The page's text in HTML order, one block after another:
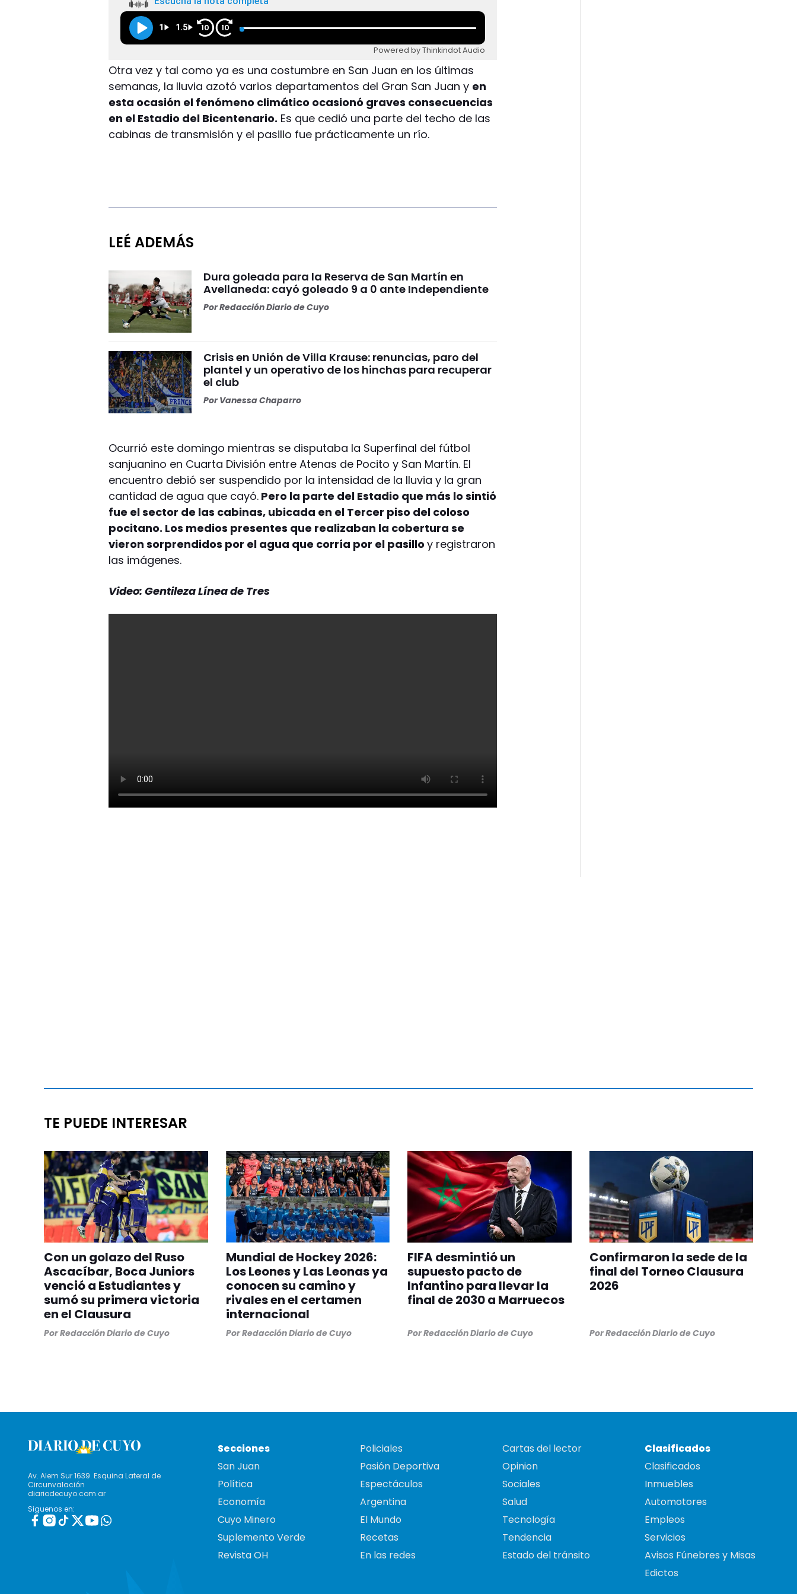
1 1.5 10 10
Powered by Thinkindot Audio
Otra vez y tal como ya es una costumbre en San Juan en los últimas
semanas, la lluvia azotó varios departamentos del Gran San Juan y en
esta ocasión el fenómeno climático ocasionó graves consecuencias
en el Estadio del Bicentenario. Es que cedió una parte del techo de las
cabinas de transmisión y el pasillo fue prácticamente un río.
LEÉ ADEMÁS
Dura goleada para la Reserva de San Martín en
Avellaneda: cayó goleado 9 a 0 ante Independiente
PorRedacción Diario de Cuyo
Crisis en Unión de Villa Krause: renuncias, paro del
plantel y un operativo de los hinchas para recuperar
el club
PorVanessa Chaparro
Ocurrió este domingo mientras se disputaba la Superfinal del fútbol
sanjuanino en Cuarta División entre Atenas de Pocito y San Martín. El
encuentro debió ser suspendido por la intensidad de la lluvia y la gran
cantidad de agua que cayó. Pero la parte del Estadio que más lo sintió
fue el sector de las cabinas, ubicada en el Tercer piso del coloso
pocitano. Los medios presentes que realizaban la cobertura se
vieron sorprendidos por el agua que corría por el pasilloy registraron
las imágenes.
Video: Gentileza Línea de Tres
TE PUEDE INTERESAR
Con un golazo del Ruso
Ascacíbar, Boca Juniors
venció a Estudiantes y
sumó su primera victoria
en el Clausura
PorRedacción Diario de Cuyo
Mundial de Hockey 2026:
Los Leones y Las Leonas ya
conocen su camino y
rivales en el certamen
internacional
PorRedacción Diario de Cuyo
FIFA desmintió un
supuesto pacto de
Infantino para llevar la
final de 2030 a Marruecos
PorRedacción Diario de Cuyo
Confirmaron la sede de la
final del Torneo Clausura
2026
PorRedacción Diario de Cuyo
Av. Alem Sur 1639. Esquina Lateral de
Circunvalación
diariodecuyo.com.ar
Siguenos en:
Secciones
San Juan
Política
Economía
Cuyo Minero
Suplemento Verde
Revista OH
Policiales
Pasión Deportiva
Espectáculos
Argentina
El Mundo
Recetas
En las redes
Cartas del lector
Opinion
Sociales
Salud
Tecnología
Tendencia
Estado del tránsito
Clasificados
Clasificados
Inmuebles
Automotores
Empleos
Servicios
Avisos Fúnebres y Misas
Edictos